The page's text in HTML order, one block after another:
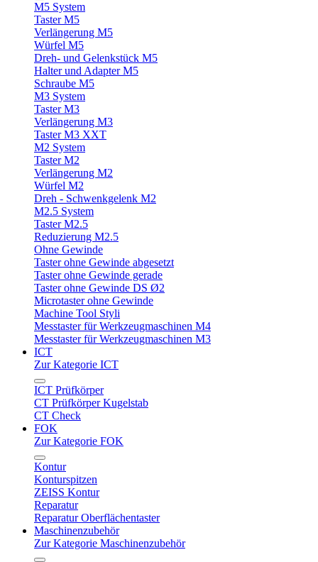
M5 System
Taster M5
Verlängerung M5
Würfel M5
Dreh- und Gelenkstück M5
Halter und Adapter M5
Schraube M5
M3 System
Taster M3
Verlängerung M3
Taster M3 XXT
M2 System
Taster M2
Verlängerung M2
Würfel M2
Dreh - Schwenkgelenk M2
M2.5 System
Taster M2.5
Reduzierung M2.5
Ohne Gewinde
Taster ohne Gewinde abgesetzt
Taster ohne Gewinde gerade
Taster ohne Gewinde DS Ø2
Microtaster ohne Gewinde
Machine Tool Styli
Messtaster für Werkzeugmaschinen M4
Messtaster für Werkzeugmaschinen M3
ICT
Zur Kategorie ICT
ICT Prüfkörper
CT Prüfkörper Kugelstab
CT Check
FOK
Zur Kategorie FOK
Kontur
Konturspitzen
ZEISS Kontur
Reparatur
Reparatur Oberflächentaster
Maschinenzubehör
Zur Kategorie Maschinenzubehör